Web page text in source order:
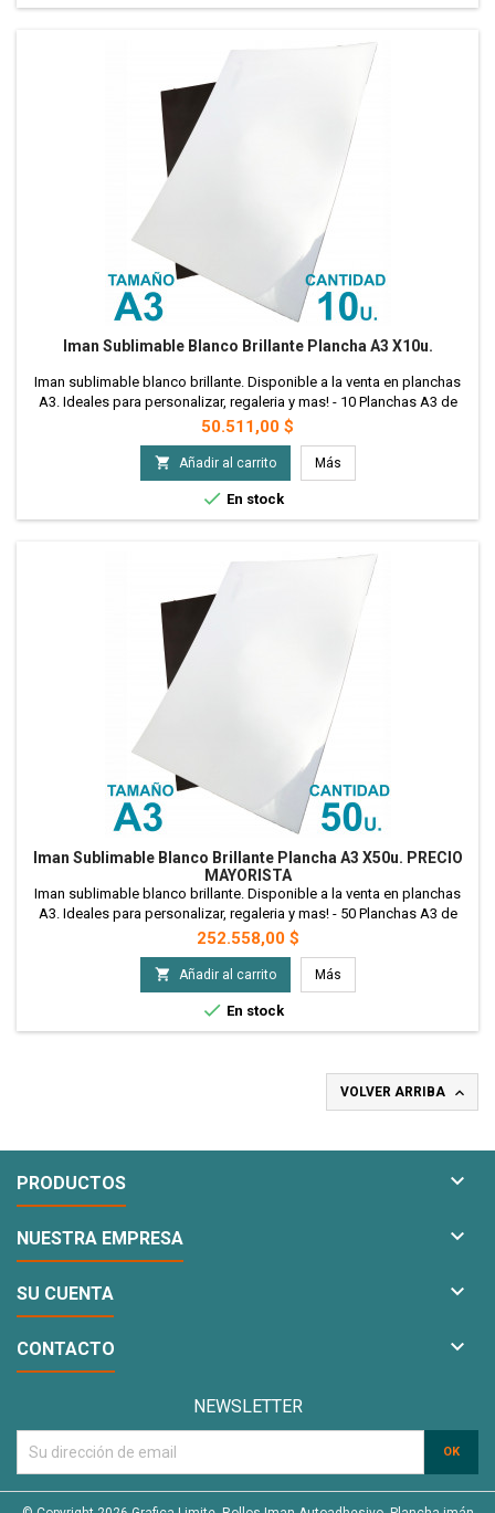
Iman Sublimable Blanco Brillante Plancha A3 X10u.
Iman sublimable blanco brillante. Disponible a la venta en planchas
A3. Ideales para personalizar, regaleria y mas! - 10 Planchas A3 de
Iman Sublimable
Precio
50.511,00 $
 Añadir al carrito Más
 En stock
Iman Sublimable Blanco Brillante Plancha A3 X50u. PRECIO
MAYORISTA
Iman sublimable blanco brillante. Disponible a la venta en planchas
A3. Ideales para personalizar, regaleria y mas! - 50 Planchas A3 de
Iman Sublimable - Precio Mayorista
Precio
252.558,00 $
 Añadir al carrito Más
 En stock
VOLVER ARRIBA 
PRODUCTOS 
NUESTRA EMPRESA 
SU CUENTA 
CONTACTO 
NEWSLETTER